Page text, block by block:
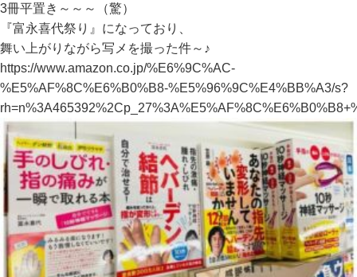
3冊平置き～～～（驚）
『富永喜代祭り』になっており、
舞い上がりながら写メを撮った件～♪
https://www.amazon.co.jp/%E6%9C%AC-
%E5%AF%8C%E6%B0%B8-%E5%96%9C%E4%BB%A3/s?